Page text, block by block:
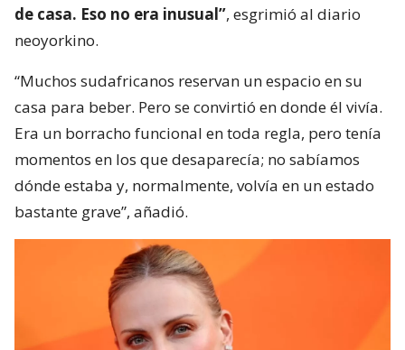
de casa. Eso no era inusual”, esgrimió al diario
neoyorkino.
“Muchos sudafricanos reservan un espacio en su
casa para beber. Pero se convirtió en donde él vivía.
Era un borracho funcional en toda regla, pero tenía
momentos en los que desaparecía; no sabíamos
dónde estaba y, normalmente, volvía en un estado
bastante grave”, añadió.